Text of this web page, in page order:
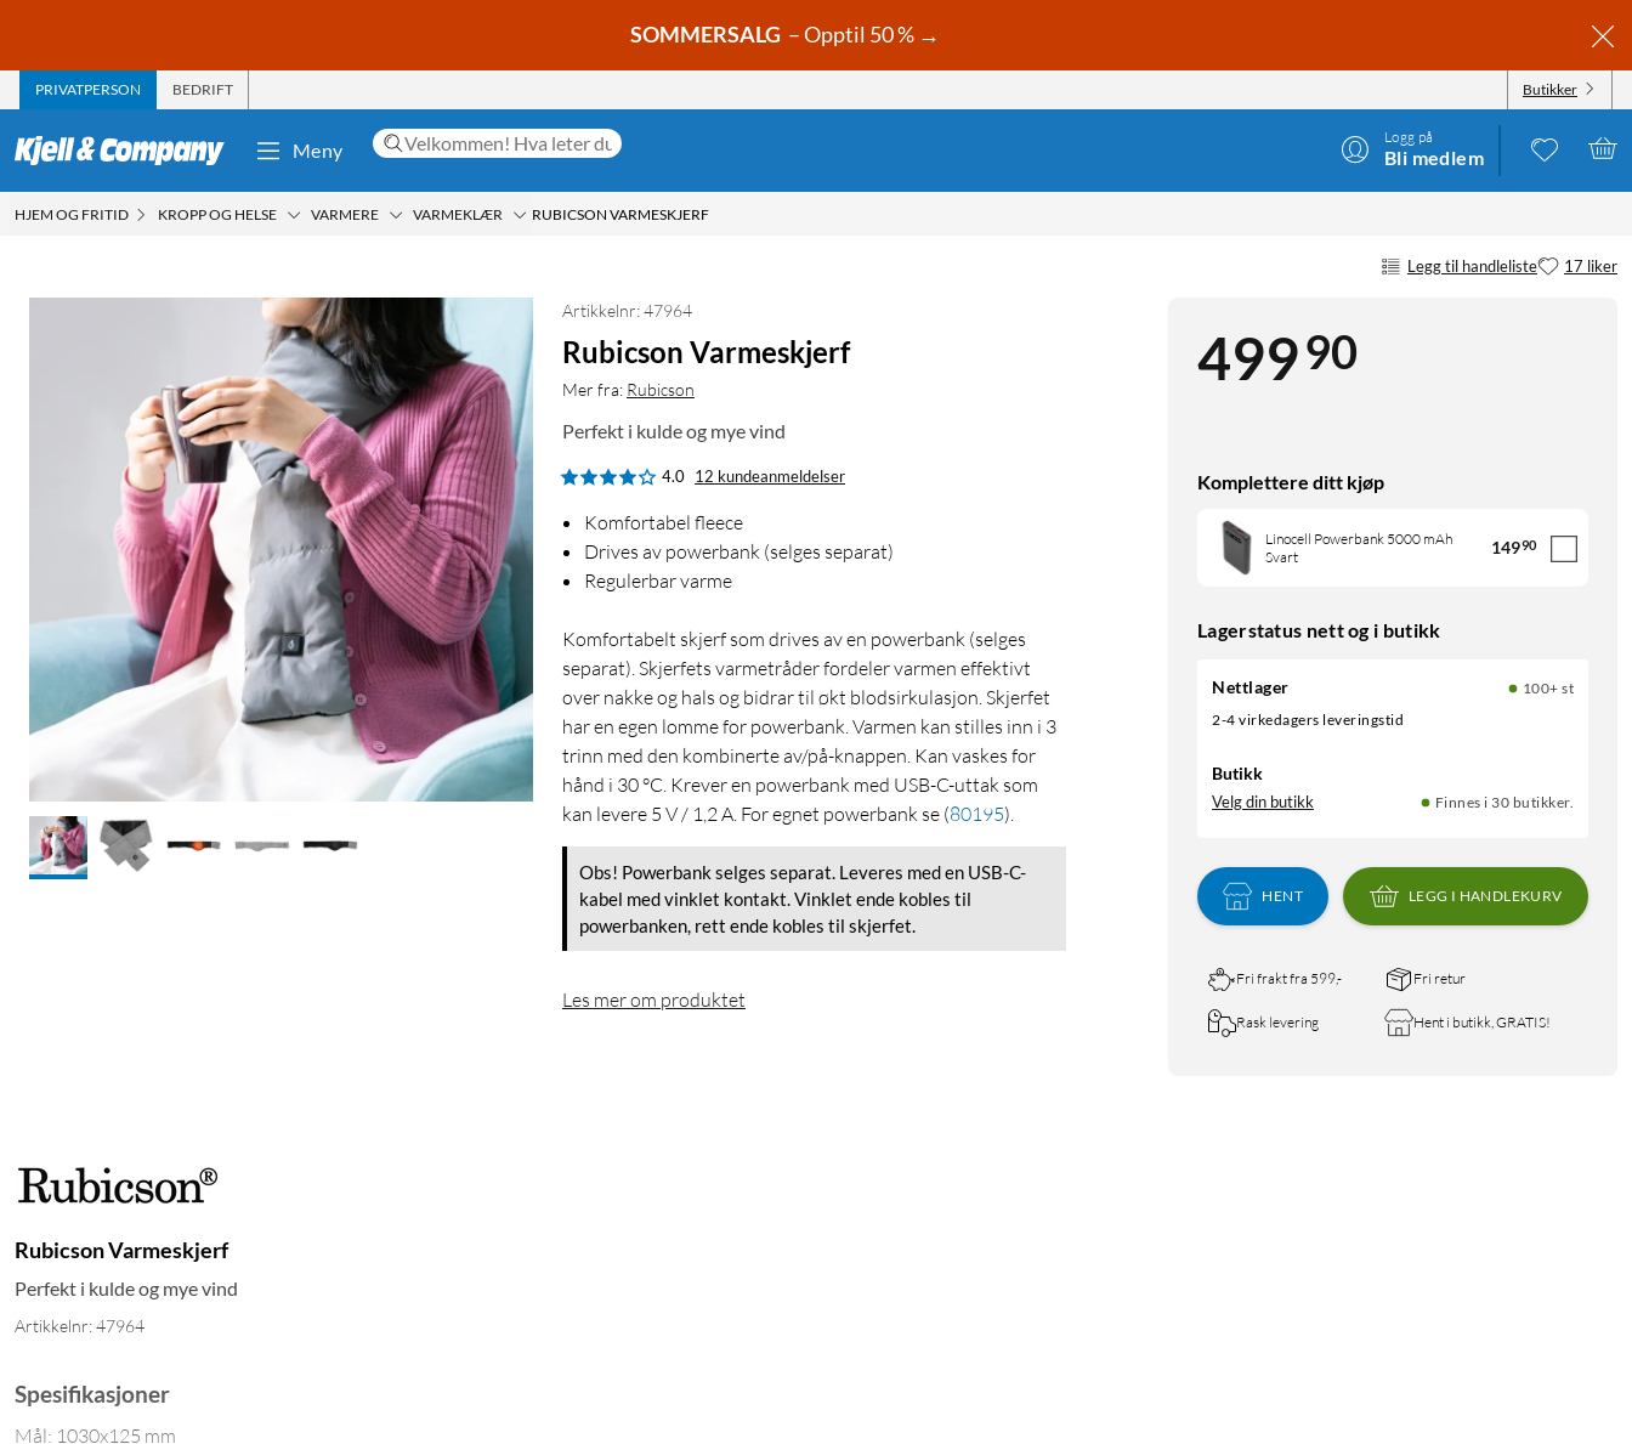
SOMMERSALG – Opptil 50 % →
PRIVATPERSON BEDRIFT Butikker
Meny
Logg på
Bli medlem
HJEM OG FRITID KROPP OG HELSE VARMERE VARMEKLÆR RUBICSON VARMESKJERF
Legg til handleliste 17 liker
49990
Komplettere ditt kjøp
Linocell Powerbank 5000 mAh
Svart
14990
Lagerstatus nett og i butikk
Nettlager
100+ st
2-4 virkedagers leveringstid
Butikk
Velg din butikk Finnes i 30 butikker.
HENT LEGG I HANDLEKURV
Fri frakt fra 599,- Fri retur
Rask levering Hent i butikk, GRATIS!
Artikkelnr: 47964
Rubicson Varmeskjerf
Mer fra: Rubicson
Perfekt i kulde og mye vind
4.0 12 kundeanmeldelser
Komfortabel fleece
Drives av powerbank (selges separat)
Regulerbar varme
Komfortabelt skjerf som drives av en powerbank (selges
separat). Skjerfets varmetråder fordeler varmen effektivt
over nakke og hals og bidrar til økt blodsirkulasjon. Skjerfet
har en egen lomme for powerbank. Varmen kan stilles inn i 3
trinn med den kombinerte av/på-knappen. Kan vaskes for
hånd i 30 °C. Krever en powerbank med USB-C-uttak som
kan levere 5 V / 1,2 A. For egnet powerbank se (80195).
Obs! Powerbank selges separat. Leveres med en USB-C-
kabel med vinklet kontakt. Vinklet ende kobles til
powerbanken, rett ende kobles til skjerfet.
Les mer om produktet
Rubicson Varmeskjerf
Perfekt i kulde og mye vind
Artikkelnr: 47964
Spesifikasjoner
Mål: 1030x125 mm